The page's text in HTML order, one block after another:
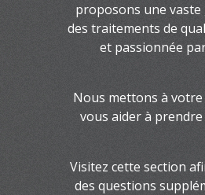
proposons une
des traitements de
et passionnée
Nous mettons à
vous aider à
Visitez cette section
des questions